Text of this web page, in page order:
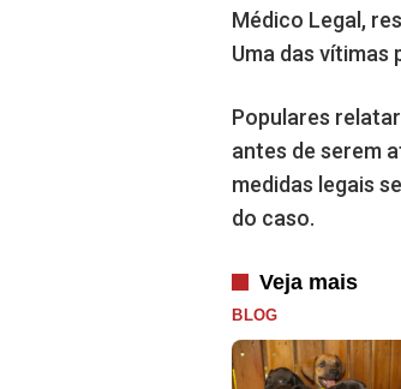
Médico Legal,
Uma das
Populares
antes de serem
medidas legais
do caso.
Veja mais
BLOG